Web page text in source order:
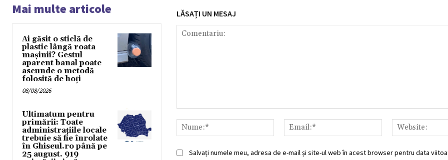
Mai multe articole
Ai găsit o sticlă de
plastic lângă roata
mașinii? Gestul
aparent banal poate
ascunde o metodă
folosită de hoți
08/08/2026
Ultimatum pentru
primării: Toate
administrațiile locale
trebuie să fie înrolate
în Ghiseul.ro până pe
25 august. 919
LĂSAȚI UN MESAJ
Nume:*
Email:*
Salvați numele meu, adresa de e-mail și site-ul web în acest browser pentru data